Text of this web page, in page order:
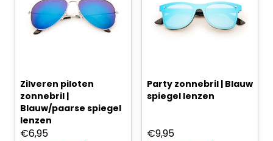
Zilveren piloten
zonnebril |
Blauw/paarse spiegel
lenzen
€6,95
Party zonnebril | Blauw
spiegel lenzen
€9,95